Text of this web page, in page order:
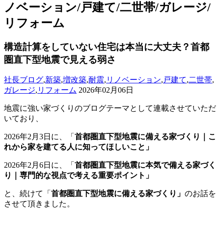
ノベーション/戸建て/二世帯/ガレージ/
リフォーム
構造計算をしていない住宅は本当に大丈夫？首都
圏直下型地震で見える弱さ
社長ブログ,新築,増改築,耐震, リノベーション, 戸建て,二世帯,
ガレージ, リフォーム 2026年02月06日
地震に強い家づくりのブログテーマとして連載させていただ
いており、
2026年2月3日に、「 首都圏直下型地震に備える家づくり｜こ
れから家を建てる人に知ってほしいこと」
2026年2月6日に、「 首都圏直下型地震に本気で備える家づく
り｜専門的な視点で考える重要ポイント」
と、続けて「 首都圏直下型地震に備える家づくり」 のお話を
させて頂きました。